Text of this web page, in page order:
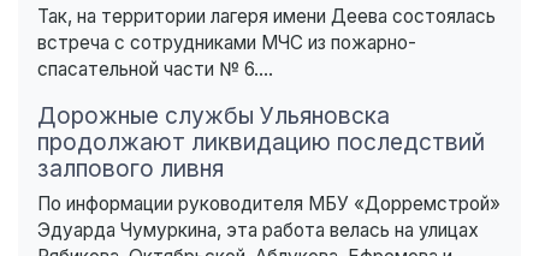
Так, на территории лагеря имени Деева состоялась
встреча с сотрудниками МЧС из пожарно-
спасательной части № 6....
Дорожные службы Ульяновска
продолжают ликвидацию последствий
залпового ливня
По информации руководителя МБУ «Дорремстрой»
Эдуарда Чумуркина, эта работа велась на улицах